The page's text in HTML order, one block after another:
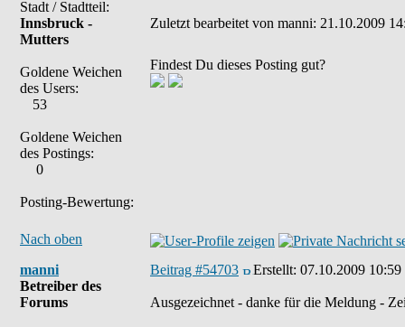
Stadt / Stadtteil:
Innsbruck -
Mutters
Goldene Weichen
des Users:
53
Goldene Weichen
des Postings:
0
Posting-Bewertung:
Zuletzt bearbeitet von manni: 21.10.2009
Findest Du dieses Posting gut?
Nach oben
manni
Betreiber des
Forums
Beitrag #54703 Erstellt: 07.10.2009 10:59
Ausgezeichnet - danke für die Meldung -